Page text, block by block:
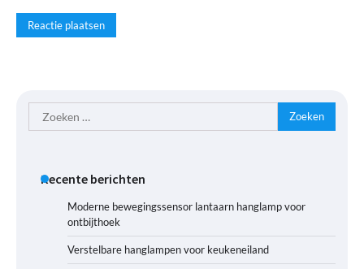
Zoeken
naar:
Recente berichten
Moderne bewegingssensor lantaarn hanglamp voor
ontbijthoek
Verstelbare hanglampen voor keukeneiland